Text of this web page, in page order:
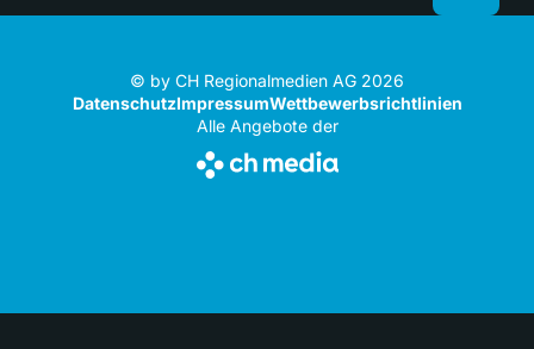
© by CH Regionalmedien AG 2026
DatenschutzImpressumWettbewerbsrichtlinien
Alle Angebote der